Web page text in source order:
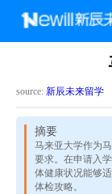
source: 新辰未来留学
摘要
马来亚大学作为
要求。在申请入
体健康状况能够
体检攻略。